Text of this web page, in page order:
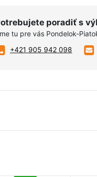
poradiť s
tu pre vás Pondelok-
+421 905 942 098